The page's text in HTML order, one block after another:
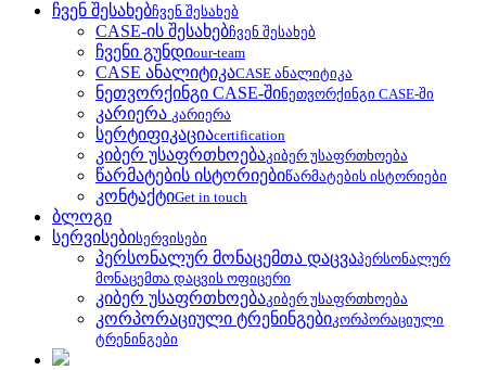
ჩვენ შესახებჩვენ შესახებ
CASE-ის შესახებჩვენ შესახებ
ჩვენი გუნდიour-team
CASE ანალიტიკაCASE ანალიტიკა
ნეთვორქინგი CASE-შინეთვორქინგი CASE-ში
კარიერა კარიერა
სერტიფიკაციაcertification
კიბერ უსაფრთხოებაკიბერ უსაფრთხოება
წარმატების ისტორიებიწარმატების ისტორიები
კონტაქტიGet in touch
ბლოგი
სერვისებისერვისები
პერსონალურ მონაცემთა დაცვაპერსონალურ
მონაცემთა დაცვის ოფიცერი
კიბერ უსაფრთხოებაკიბერ უსაფრთხოება
კორპორაციული ტრენინგებიკორპორაციული
ტრენინგები